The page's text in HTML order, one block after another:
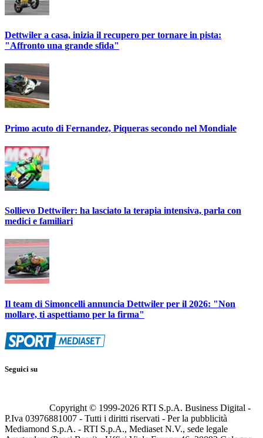
Dettwiler a casa, inizia il recupero per tornare in pista:
"Affronto una grande sfida"
Primo acuto di Fernandez, Piqueras secondo nel Mondiale
Sollievo Dettwiler: ha lasciato la terapia intensiva, parla con
medici e familiari
Il team di Simoncelli annuncia Dettwiler per il 2026: "Non
mollare, ti aspettiamo per la firma"
Seguici su
Copyright © 1999-2026 RTI S.p.A. Business Digital -
P.Iva 03976881007 - Tutti i diritti riservati - Per la pubblicità
Mediamond S.p.A. - RTI S.p.A., Mediaset N.V., sede legale